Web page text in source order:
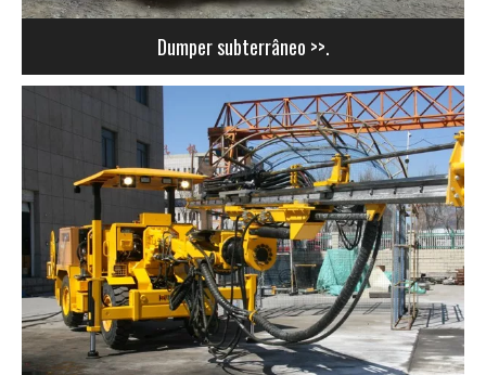
Dumper subterrâneo >>.